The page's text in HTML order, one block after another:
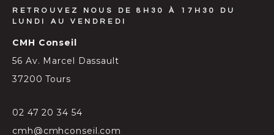
RETROUVEZ NOUS DE 8H30 À 17H30 DU
LUNDI AU VENDREDI
CMH Conseil
56 Av. Marcel Dassault
37200 Tours
02 47 20 34 54
cmh@cmhconseil.com